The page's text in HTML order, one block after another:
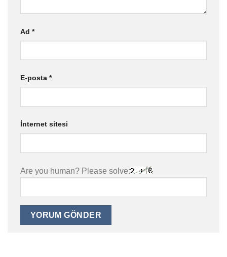
Ad *
E-posta *
İnternet sitesi
Are you human? Please solve: